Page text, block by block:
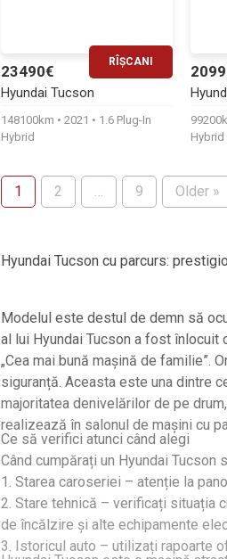
RÎȘCANI
23490€
Hyundai Tucson
148100km 2021
1.6 Plug-In
Hybrid
Hybrid
1 2 9 Older »
Hyundai Tucson cu parcurs:
Modelul este destul de demn să
al lui Hyundai Tucson a fost înlocuit
„Cea mai bună mașină de familie”.
siguranță. Aceasta este una dintre
majoritatea denivelărilor de pe
realizează în salonul de mașini cu
Ce să verifici atunci când alegi
Când cumpărați un Hyundai
1. Starea caroseriei – atenție la
2. Stare tehnică – verificați situația
de încălzire și alte echipamente
3. Istoricul auto – utilizați rapoarte